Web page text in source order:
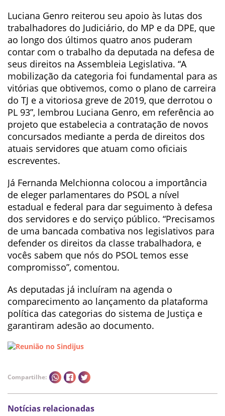
Luciana Genro reiterou seu apoio às lutas dos
trabalhadores do Judiciário, do MP e da DPE, que
ao longo dos últimos quatro anos puderam
contar com o trabalho da deputada na defesa de
seus direitos na Assembleia Legislativa. “A
mobilização da categoria foi fundamental para as
vitórias que obtivemos, como o plano de carreira
do TJ e a vitoriosa greve de 2019, que derrotou o
PL 93”, lembrou Luciana Genro, em referência ao
projeto que estabelecia a contratação de novos
concursados mediante a perda de direitos dos
atuais servidores que atuam como oficiais
escreventes.
Já Fernanda Melchionna colocou a importância
de eleger parlamentares do PSOL a nível
estadual e federal para dar seguimento à defesa
dos servidores e do serviço público. “Precisamos
de uma bancada combativa nos legislativos para
defender os direitos da classe trabalhadora, e
vocês sabem que nós do PSOL temos esse
compromisso”, comentou.
As deputadas já incluíram na agenda o
comparecimento ao lançamento da plataforma
política das categorias do sistema de Justiça e
garantiram adesão ao documento.
Compartilhe:
Notícias relacionadas